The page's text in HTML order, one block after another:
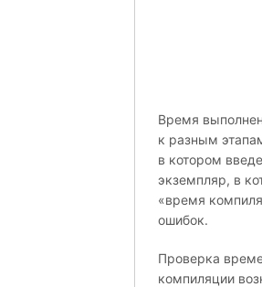
Время
к разным
в котором
экземпляр, в
«время
ошибок.
Проверка
компиляции